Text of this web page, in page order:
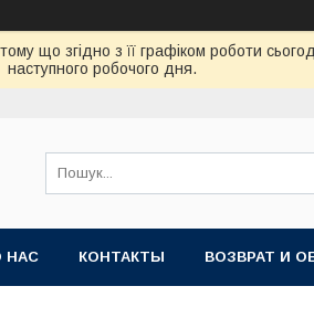
що згідно з її графіком роботи
наступного робочого дня.
НАС КОНТАКТЫ ВОЗВРАТ И